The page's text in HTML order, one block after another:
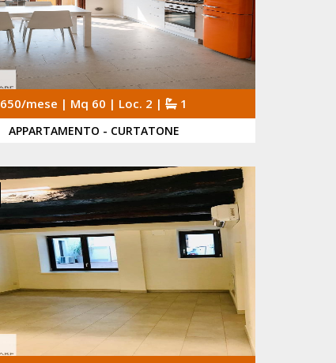
650/mese | Mq 60 | Loc. 2 | 1
APPARTAMENTO - CURTATONE